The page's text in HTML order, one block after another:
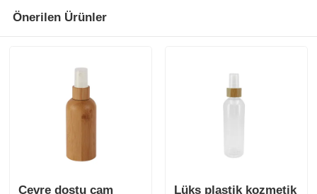
tetikli püskürtücü
Önerilen Ürünler
Çevre dostu cam
Lüks plastik kozmetik